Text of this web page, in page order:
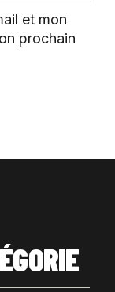
et mon
prochain